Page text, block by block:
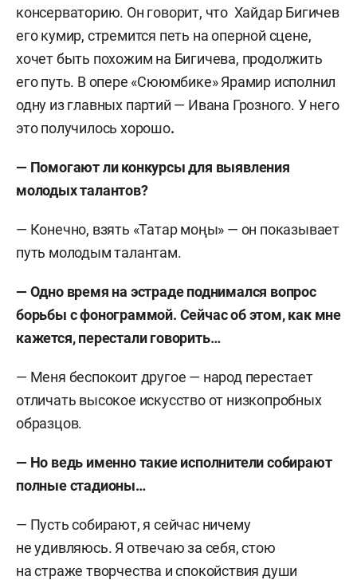
консерваторию. Он говорит, что Хайдар Бигичев
его кумир, стремится петь на оперной сцене,
хочет быть похожим на Бигичева, продолжить
его путь. В опере «Сююмбике» Ярамир исполнил
одну из главных партий — Ивана Грозного. У него
это получилось хорошо.
— Помогают ли конкурсы для выявления
молодых талантов?
— Конечно, взять «Татар моңы» — он показывает
путь молодым талантам.
— Одно время на эстраде поднимался вопрос
борьбы с фонограммой. Сейчас об этом, как мне
кажется, перестали говорить…
— Меня беспокоит другое — народ перестает
отличать высокое искусство от низкопробных
образцов.
— Но ведь именно такие исполнители собирают
полные стадионы…
— Пусть собирают, я сейчас ничему
не удивляюсь. Я отвечаю за себя, стою
на страже творчества и спокойствия души